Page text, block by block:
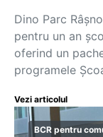
Dino Parc
pentru un an
oferind un
programele
Vezi articolul
BCR pentru